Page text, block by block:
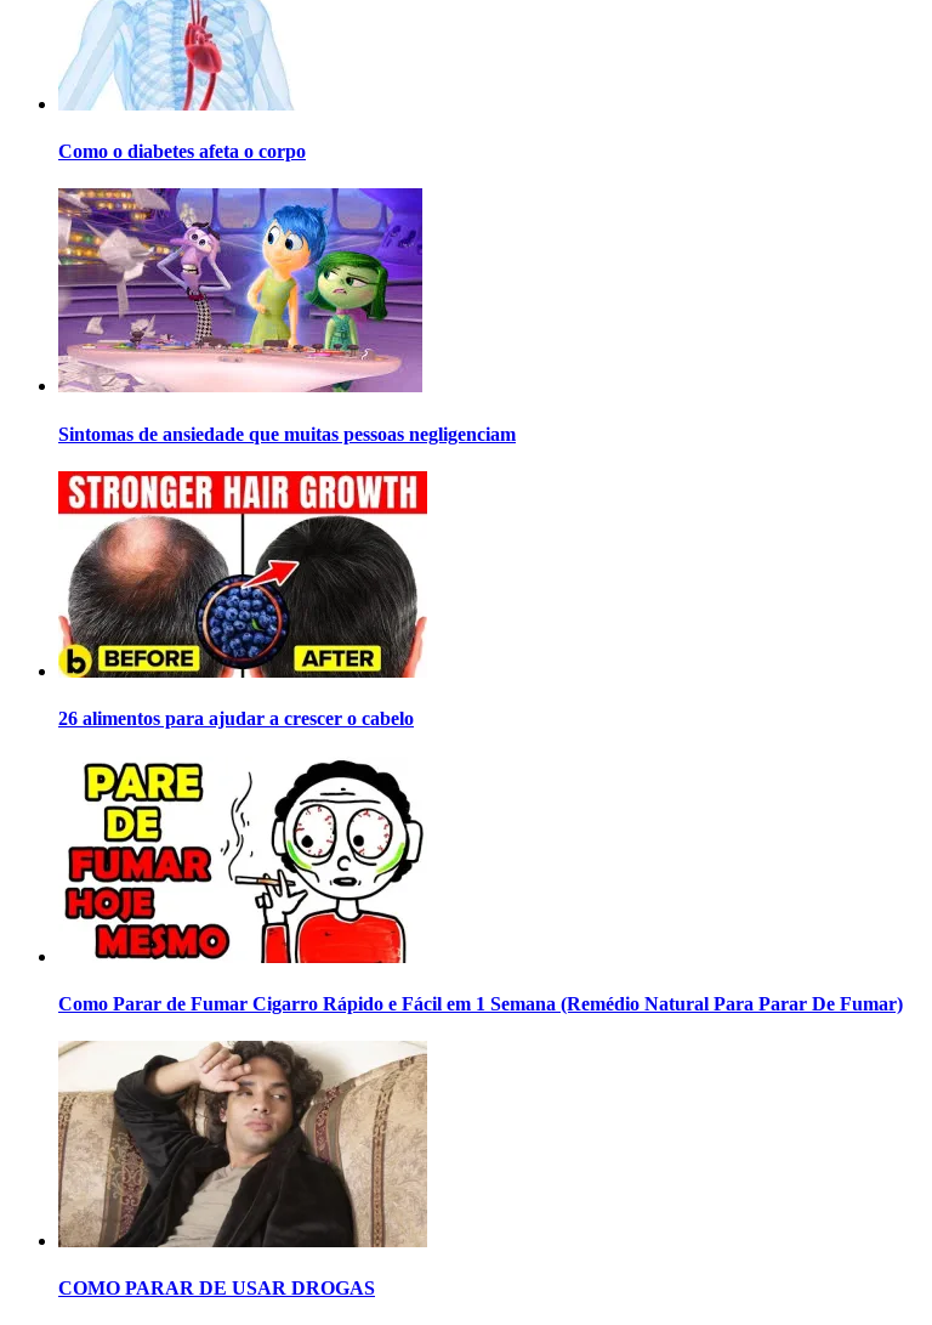
Como o diabetes afeta o corpo
Sintomas de ansiedade que muitas pessoas negligenciam
26 alimentos para ajudar a crescer o cabelo
Como Parar de Fumar Cigarro Rápido e Fácil em 1 Semana (Remédio Natural Para Parar De Fumar)
COMO PARAR DE USAR DROGAS